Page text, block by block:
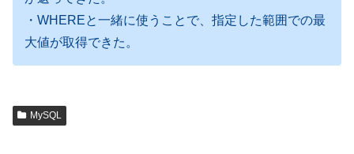
・WHEREと一緒に使うことで、指定した範囲での最
大値が取得できた。
MySQL